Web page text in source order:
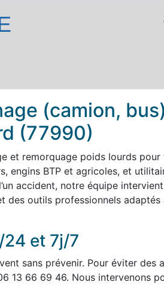
(camion, bus)
(77990)
et remorquage poids lourds
engins BTP et agricoles, et
accident, notre équipe
des outils professionnels adaptés
24 et 7j/7
sans prévenir. Pour éviter des
13 66 69 46. Nous intervenons